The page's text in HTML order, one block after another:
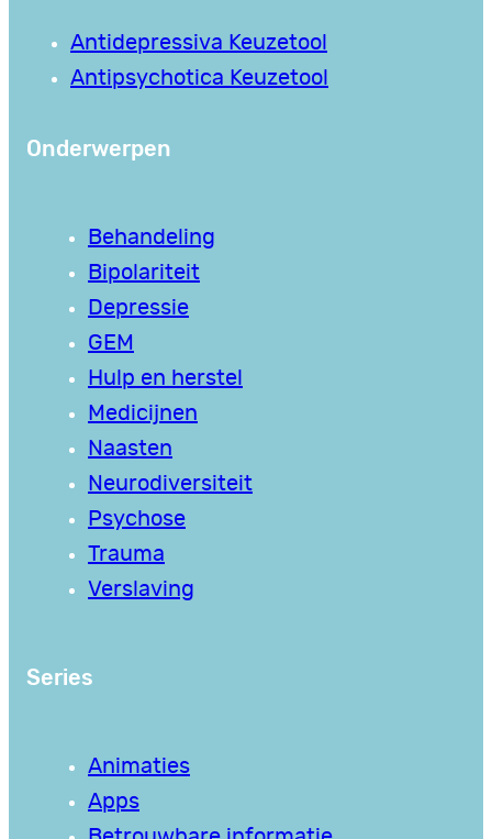
Antidepressiva Keuzetool
Antipsychotica Keuzetool
Onderwerpen
Behandeling
Bipolariteit
Depressie
GEM
Hulp en herstel
Medicijnen
Naasten
Neurodiversiteit
Psychose
Trauma
Verslaving
Series
Animaties
Apps